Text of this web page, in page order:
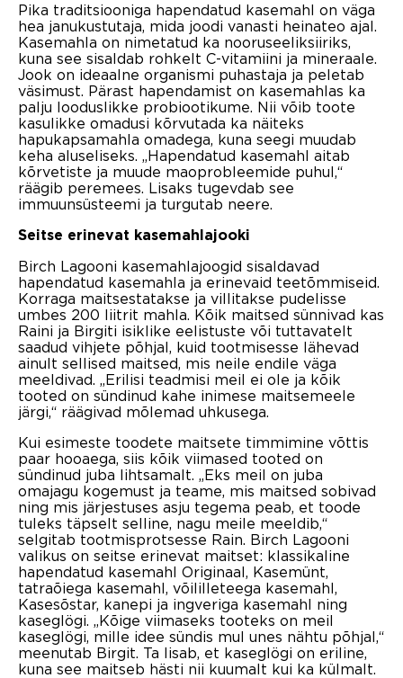
Pika traditsiooniga hapendatud kasemahl on väga
hea janukustutaja, mida joodi vanasti heinateo ajal.
Kasemahla on nimetatud ka nooruseeliksiiriks,
kuna see sisaldab rohkelt C-vitamiini ja mineraale.
Jook on ideaalne organismi puhastaja ja peletab
väsimust. Pärast hapendamist on kasemahlas ka
palju looduslikke probiootikume. Nii võib toote
kasulikke omadusi kõrvutada ka näiteks
hapukapsamahla omadega, kuna seegi muudab
keha aluseliseks. „Hapendatud kasemahl aitab
kõrvetiste ja muude maoprobleemide puhul,“
räägib peremees. Lisaks tugevdab see
immuunsüsteemi ja turgutab neere.
Seitse erinevat kasemahlajooki
Birch Lagooni kasemahlajoogid sisaldavad
hapendatud kasemahla ja erinevaid teetõmmiseid.
Korraga maitsestatakse ja villitakse pudelisse
umbes 200 liitrit mahla. Kõik maitsed sünnivad kas
Raini ja Birgiti isiklike eelistuste või tuttavatelt
saadud vihjete põhjal, kuid tootmisesse lähevad
ainult sellised maitsed, mis neile endile väga
meeldivad. „Erilisi teadmisi meil ei ole ja kõik
tooted on sündinud kahe inimese maitsemeele
järgi,“ räägivad mõlemad uhkusega.
Kui esimeste toodete maitsete timmimine võttis
paar hooaega, siis kõik viimased tooted on
sündinud juba lihtsamalt. „Eks meil on juba
omajagu kogemust ja teame, mis maitsed sobivad
ning mis järjestuses asju tegema peab, et toode
tuleks täpselt selline, nagu meile meeldib,“
selgitab tootmisprotsesse Rain. Birch Lagooni
valikus on seitse erinevat maitset: klassikaline
hapendatud kasemahl Originaal, Kasemünt,
tatraõiega kasemahl, võililleteega kasemahl,
Kasesõstar, kanepi ja ingveriga kasemahl ning
kaseglögi. „Kõige viimaseks tooteks on meil
kaseglögi, mille idee sündis mul unes nähtu põhjal,“
meenutab Birgit. Ta lisab, et kaseglögi on eriline,
kuna see maitseb hästi nii kuumalt kui ka külmalt.